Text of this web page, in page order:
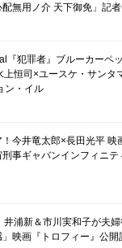
無用ノ介 天下御免」記
『犯罪者』ブルーカーペ
上恒司×ユースケ・サンタ
ン・イル
今井竜太郎×長田光平 映
事ギャバンインフィニテ
井浦新＆市川実和子が夫
映画『トロフィー』公開